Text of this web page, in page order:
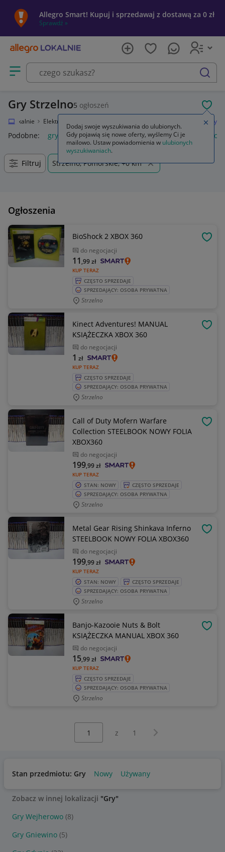
Allegro Smart! Kupuj i sprzedawaj z dostawą za 0 zł
Sprawdź »
Otwórz menu z kategoriami
szukaj
Gry Strzelno5 ogłoszeń
Lokalnie Elektronika Gry
Podobne: gry gry ps5 gry ps4 karty do gry gry
Filtruj Strzelno, Pomorskie, +0 km
Ogłoszenia
BioShock 2 XBOX 360
do negocjacji
KUP TERAZ
11 ,99zł
CZĘSTO SPRZEDAJE
SPRZEDAJĄCY: OSOBA PRYWATNA
Strzelno
Kinect Adventures! MANUAL
KSIĄŻECZKA XBOX 360
do negocjacji
KUP TERAZ
1 zł
CZĘSTO SPRZEDAJE
SPRZEDAJĄCY: OSOBA PRYWATNA
Strzelno
Call of Duty Mofern Warfare
Collection STEELBOOK NOWY FOLIA
XBOX360
do negocjacji
KUP TERAZ
199,99zł
STAN: NOWY
CZĘSTO SPRZEDAJE
SPRZEDAJĄCY: OSOBA PRYWATNA
Strzelno
Metal Gear Rising Shinkava Inferno
STEELBOOK NOWY FOLIA XBOX360
do negocjacji
KUP TERAZ
199,99zł
STAN: NOWY
CZĘSTO SPRZEDAJE
SPRZEDAJĄCY: OSOBA PRYWATNA
Strzelno
Banjo-Kazooie Nuts & Bolt
KSIĄŻECZKA MANUAL XBOX 360
do negocjacji
KUP TERAZ
15,99zł
CZĘSTO SPRZEDAJE
SPRZEDAJĄCY: OSOBA PRYWATNA
Strzelno
z 1 Następna strona
Stan przedmiotu: Gry Nowy Używany
Zobacz w innej lokalizacji "Gry"
Gry Wejherowo (8)
Gry Gniewino (5)
Dodaj swoje wyszukiwania do ulubionych.
Gdy pojawią się nowe oferty, wyślemy Ci je
mailowo. Ustaw powiadomienia w ulubionych
wyszukiwaniach.